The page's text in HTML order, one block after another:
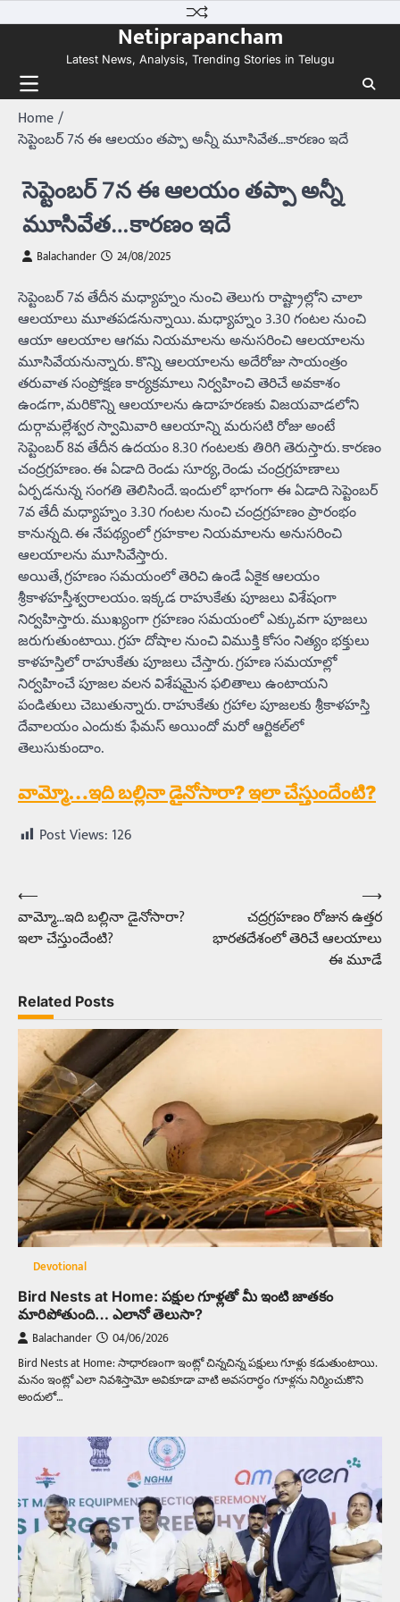
to
Netiprapancham
Latest News, Analysis, Trending Stories in Telugu
Home
సెప్టెంబర్‌ 7న ఈ ఆలయం తప్పా అన్నీ మూసివేత…కారణం ఇదే
సెప్టెంబర్‌ 7న ఈ ఆలయం తప్పా అన్నీ
మూసివేత…కారణం ఇదే
Balachander 24/08/2025
సెప్టెంబర్‌ 7వ తేదీన మధ్యాహ్నం నుంచి తెలుగు రాష్ట్రాల్లోని చాలా
ఆలయాలు మూతపడనున్నాయి. మధ్యాహ్నం 3.30 గంటల నుంచి
ఆయా ఆలయాల ఆగమ నియమాలను అనుసరించి ఆలయాలను
మూసివేయనున్నారు. కొన్ని ఆలయాలను అదేరోజు సాయంత్రం
తరువాత సంప్రోక్షణ కార్యక్రమాలు నిర్వహించి తెరిచే అవకాశం
ఉండగా, మరికొన్ని ఆలయాలను ఉదాహరణకు విజయవాడలోని
దుర్గామల్లేశ్వర స్వామివారి ఆలయాన్ని మరుసటి రోజు అంటే
సెప్టెంబర్‌ 8వ తేదీన ఉదయం 8.30 గంటలకు తిరిగి తెరుస్తారు. కారణం
చంద్రగ్రహణం. ఈ ఏడాది రెండు సూర్య, రెండు చంద్రగ్రహణాలు
ఏర్పడనున్న సంగతి తెలిసిందే. ఇందులో భాగంగా ఈ ఏడాది సెప్టెంబర్‌
7వ తేదీ మధ్యాహ్నం 3.30 గంటల నుంచి చంద్రగ్రహణం ప్రారంభం
కానున్నది. ఈ నేపథ్యంలో గ్రహకాల నియమాలను అనుసరించి
ఆలయాలను మూసివేస్తారు.
అయితే, గ్రహణం సమయంలో తెరిచి ఉండే ఏకైక ఆలయం
శ్రీకాళహస్తీశ్వరాలయం. ఇక్కడ రాహుకేతు పూజలు విశేషంగా
నిర్వహిస్తారు. ముఖ్యంగా గ్రహణం సమయంలో ఎక్కువగా పూజలు
జరుగుతుంటాయి. గ్రహ దోషాల నుంచి విముక్తి కోసం నిత్యం భక్తులు
కాళహస్తిలో రాహుకేతు పూజలు చేస్తారు. గ్రహణ సమయాల్లో
నిర్వహించే పూజల వలన విశేషమైన ఫలితాలు ఉంటాయని
పండితులు చెబుతున్నారు. రాహుకేతు గ్రహాల పూజలకు శ్రీకాళహస్తి
దేవాలయం ఎందుకు ఫేమస్‌ అయిందో మరో ఆర్టికల్‌లో
తెలుసుకుందాం.
వామ్మో…ఇది బల్లినా డైనోసారా? ఇలా చేస్తుందేంటి?
Post Views: 126
Post
navigation
⟵
వామ్మో…ఇది బల్లినా డైనోసారా?
ఇలా చేస్తుందేంటి?
చద్రగ్రహణం రోజున ఉత్తర
భారతదేశంలో తెరిచే ఆలయాలు
ఈ మూడే
⟶
Related Posts
Devotional
Bird Nests at Home: పక్షుల గూళ్లతో మీ ఇంటి జాతకం
మారిపోతుంది… ఎలానో తెలుసా?
Balachander 04/06/2026
Bird Nests at Home: సాధారణంగా ఇంట్లో చిన్నచిన్న పక్షులు గూళ్లు కడుతుంటాయి.
మనం ఇంట్లో ఎలా నివశిస్తామో అవికూడా వాటి అవసరార్ధం గూళ్లను నిర్మించుకొని
అందులో…